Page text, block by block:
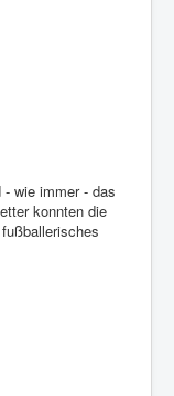
wie immer - das
konnten die